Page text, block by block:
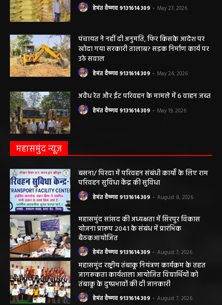
हेमंत वैष्णव 9131614309 - May 27, 2026
पंचायत ने नहीं दी अनुमति, फिर किसके आदेश पर
खोदा गया सरकारी तालाब? सड़क निर्माण कार्य पर
उठे सवाल
हेमंत वैष्णव 9131614309 - May 24, 2026
अवैध रेत और ईंट परिवहन के मामले में 6 वाहन जब्त
हेमंत वैष्णव 9131614309 - May 19, 2026
महासमुंद न्यूज़
बसना/ पिरदा में परिवहन संबंधी कार्यों के लिए राम
परिवहन सुविधा केंद्र की सुविधा
हेमंत वैष्णव 9131614309 - August 8, 2026
महासमुंद सांसद की अध्यक्षता में सिरपुर विकास
योजना प्रारूप 2041 के संबंध में प्रारंभिक
बैठकआयोजित
हेमंत वैष्णव 9131614309 - August 7, 2026
महासमुंद राष्ट्रीय तंबाकू नियंत्रण कार्यक्रम के तहत
जागरूकता कार्यशाला आयोजित विद्यार्थियों को
तंबाकू के दुष्प्रभावों की दी जानकारी
हेमंत वैष्णव 9131614309 - August 7, 2026